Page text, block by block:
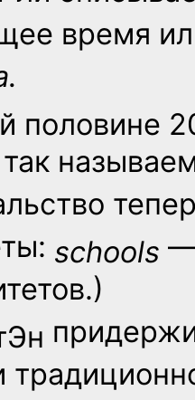
время
половине
schools —